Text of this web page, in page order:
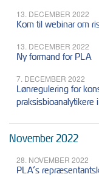
13. DECEMBER 2022
Kom til webinar om
13. DECEMBER 2022
Ny formand for PLA
7. DECEMBER 2022
Lønregulering for
November 2022
28. NOVEMBER 2022
PLA’s